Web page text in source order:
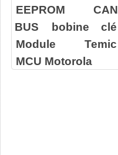
EEPROM
CAN
BUS
bobine clé
Module Temic
MCU Motorola